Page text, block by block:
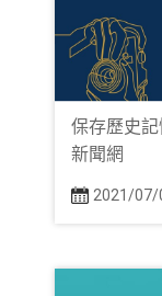
保存歷史
新聞網
2021/07/